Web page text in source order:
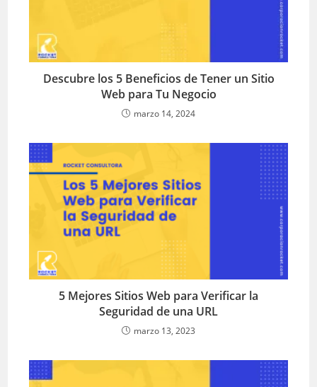
Descubre los 5 Beneficios de Tener un Sitio
Web para Tu Negocio
marzo 14, 2024
5 Mejores Sitios Web para Verificar la
Seguridad de una URL
marzo 13, 2023